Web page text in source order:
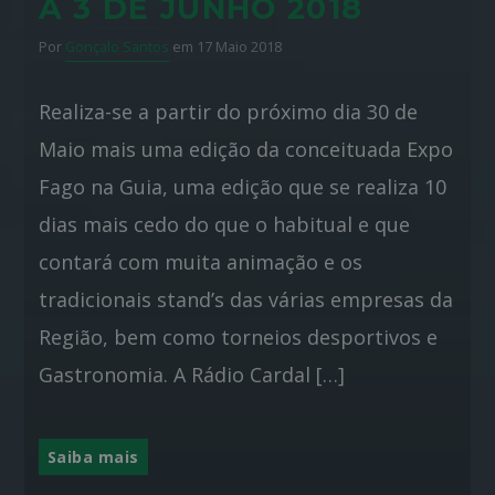
A 3 DE JUNHO 2018
Por Gonçalo Santos em 17 Maio 2018
Realiza-se a partir do próximo dia 30 de
Maio mais uma edição da conceituada Expo
Fago na Guia, uma edição que se realiza 10
dias mais cedo do que o habitual e que
contará com muita animação e os
tradicionais stand’s das várias empresas da
Região, bem como torneios desportivos e
Gastronomia. A Rádio Cardal […]
Saiba mais